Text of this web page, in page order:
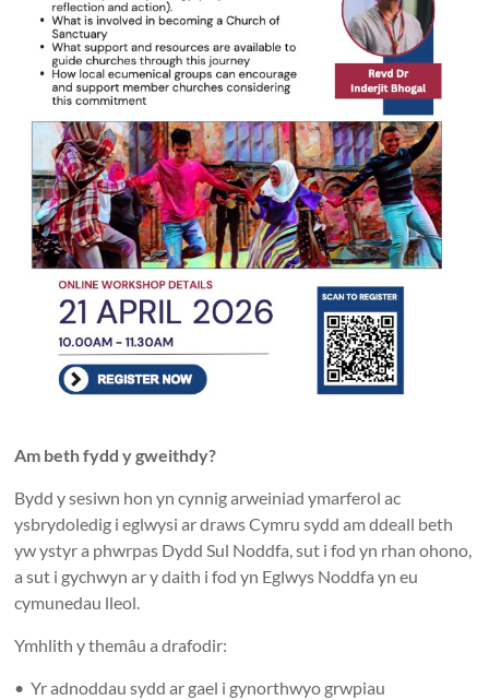
Am beth fydd y gweithdy?
Bydd y sesiwn hon yn cynnig arweiniad ymarferol ac
ysbrydoledig i eglwysi ar draws Cymru sydd am ddeall beth
yw ystyr a phwrpas Dydd Sul Noddfa, sut i fod yn rhan ohono,
a sut i gychwyn ar y daith i fod yn Eglwys Noddfa yn eu
cymunedau lleol.
Ymhlith y themâu a drafodir:
• Yr adnoddau sydd ar gael i gynorthwyo grwpiau